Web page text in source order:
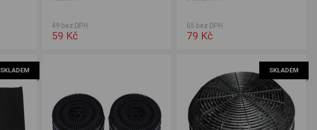
49 bez DPH
59 Kč
65 bez DPH
79 Kč
SKLADEM SKLADEM